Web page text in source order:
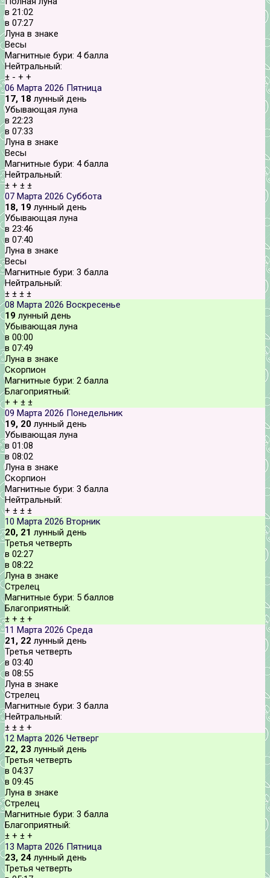
в 21:02
в 07:27
Луна в знаке
Весы
Магнитные бури: 4 балла
Нейтральный:
± - + +
06 Марта 2026 Пятница
17, 18 лунный день
Убывающая луна
в 22:23
в 07:33
Луна в знаке
Весы
Магнитные бури: 4 балла
Нейтральный:
± + ± ±
07 Марта 2026 Суббота
18, 19 лунный день
Убывающая луна
в 23:46
в 07:40
Луна в знаке
Весы
Магнитные бури: 3 балла
Нейтральный:
± ± ± ±
08 Марта 2026 Воскресенье
19 лунный день
Убывающая луна
в 00:00
в 07:49
Луна в знаке
Скорпион
Магнитные бури: 2 балла
Благоприятный:
+ + ± ±
09 Марта 2026 Понедельник
19, 20 лунный день
Убывающая луна
в 01:08
в 08:02
Луна в знаке
Скорпион
Магнитные бури: 3 балла
Нейтральный:
+ ± ± ±
10 Марта 2026 Вторник
20, 21 лунный день
Третья четверть
в 02:27
в 08:22
Луна в знаке
Стрелец
Магнитные бури: 5 баллов
Благоприятный:
± + ± +
11 Марта 2026 Среда
21, 22 лунный день
Третья четверть
в 03:40
в 08:55
Луна в знаке
Стрелец
Магнитные бури: 3 балла
Нейтральный:
± ± ± +
12 Марта 2026 Четверг
22, 23 лунный день
Третья четверть
в 04:37
в 09:45
Луна в знаке
Стрелец
Магнитные бури: 3 балла
Благоприятный:
± + ± +
13 Марта 2026 Пятница
23, 24 лунный день
Третья четверть